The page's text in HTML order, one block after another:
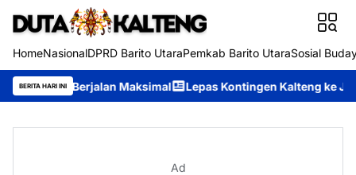
HomeNasionalDPRD Barito UtaraPemkab Barito UtaraSosial
BERITA HARI INI
Maksimal Lepas Kontingen Kalteng ke Jambore Nasional
Ad